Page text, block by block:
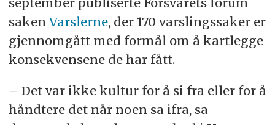
lokalt.
• Inndeling av saker som enten varslingssaker
eller henvendelser innebærer en risiko for at
henvendelser, og dermed ikke blir fulgt opp som
en varslingssak.
saken Varslerne, der 170 varslingssaker er
gjennomgått med formål om å kartlegge
konsekvensene de har fått.
– Det var ikke kultur for å si fra eller for å
håndtere det når noen sa ifra, sa